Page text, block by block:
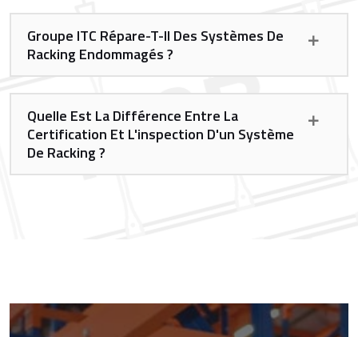
Groupe ITC Répare-T-Il Des Systèmes De
Racking Endommagés ?
Quelle Est La Différence Entre La
Certification Et L'inspection D'un Système
De Racking ?